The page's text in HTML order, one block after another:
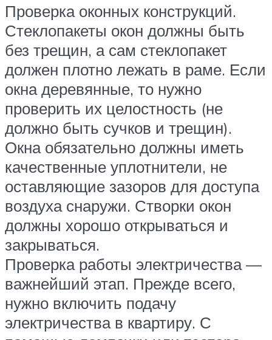
Проверка оконных конструкций.
Стеклопакеты окон должны быть
без трещин, а сам стеклопакет
должен плотно лежать в раме. Если
окна деревянные, то нужно
проверить их целостность (не
должно быть сучков и трещин).
Окна обязательно должны иметь
качественные уплотнители, не
оставляющие зазоров для доступа
воздуха снаружи. Створки окон
должны хорошо открываться и
закрываться.
Проверка работы электричества —
важнейший этап. Прежде всего,
нужно включить подачу
электричества в квартиру. С